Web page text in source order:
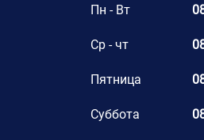
Пн - Вт
Ср - чт
Пятница
Суббота